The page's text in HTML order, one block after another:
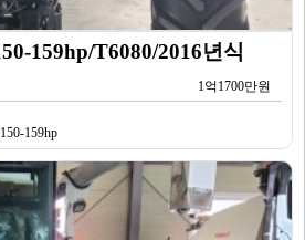
159hp/T6080/2016년식
1억1700만원
159hp